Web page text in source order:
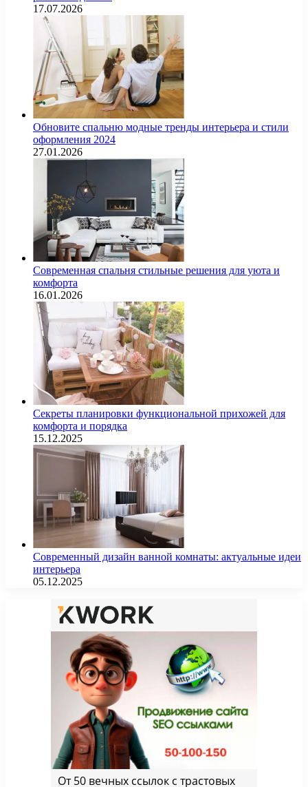
17.07.2026
Обновите спальню модные тренды интерьера и стили
оформления 2024
27.01.2026
Современная спальня стильные решения для уюта и
комфорта
16.01.2026
Секреты планировки функциональной прихожей для
комфорта и порядка
15.12.2025
Современный дизайн ванной комнаты: актуальные идеи
интерьера
05.12.2025